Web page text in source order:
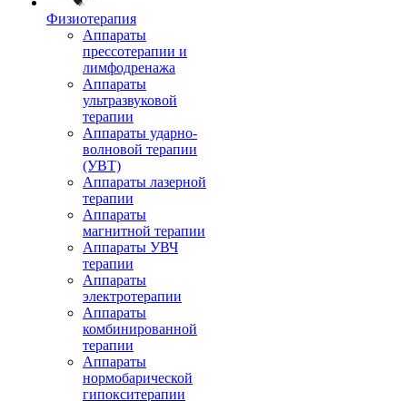
Физиотерапия
Аппараты
прессотерапии и
лимфодренажа
Аппараты
ультразвуковой
терапии
Аппараты ударно-
волновой терапии
(УВТ)
Аппараты лазерной
терапии
Аппараты
магнитной терапии
Аппараты УВЧ
терапии
Аппараты
электротерапии
Аппараты
комбинированной
терапии
Аппараты
нормобарической
гипокситерапии